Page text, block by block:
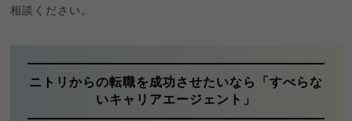
相談ください。
ニトリからの転職を成功させたいなら「すべらな
いキャリアエージェント」